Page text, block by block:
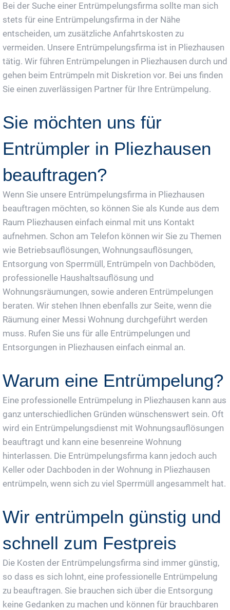
Bei der Suche einer Entrümpelungsfirma sollte man sich
stets für eine Entrümpelungsfirma in der Nähe
entscheiden, um zusätzliche Anfahrtskosten zu
vermeiden. Unsere Entrümpelungsfirma ist in Pliezhausen
tätig. Wir führen Entrümpelungen in Pliezhausen durch und
gehen beim Entrümpeln mit Diskretion vor. Bei uns finden
Sie einen zuverlässigen Partner für Ihre Entrümpelung.
Sie möchten uns für
Entrümpler in Pliezhausen
beauftragen?
Wenn Sie unsere Entrümpelungsfirma in Pliezhausen
beauftragen möchten, so können Sie als Kunde aus dem
Raum Pliezhausen einfach einmal mit uns Kontakt
aufnehmen. Schon am Telefon können wir Sie zu Themen
wie Betriebsauflösungen, Wohnungsauflösungen,
Entsorgung von Sperrmüll, Entrümpeln von Dachböden,
professionelle Haushaltsauflösung und
Wohnungsräumungen, sowie anderen Entrümpelungen
beraten. Wir stehen Ihnen ebenfalls zur Seite, wenn die
Räumung einer Messi Wohnung durchgeführt werden
muss. Rufen Sie uns für alle Entrümpelungen und
Entsorgungen in Pliezhausen einfach einmal an.
Warum eine Entrümpelung?
Eine professionelle Entrümpelung in Pliezhausen kann aus
ganz unterschiedlichen Gründen wünschenswert sein. Oft
wird ein Entrümpelungsdienst mit Wohnungsauflösungen
beauftragt und kann eine besenreine Wohnung
hinterlassen. Die Entrümpelungsfirma kann jedoch auch
Keller oder Dachboden in der Wohnung in Pliezhausen
entrümpeln, wenn sich zu viel Sperrmüll angesammelt hat.
Wir entrümpeln günstig und
schnell zum Festpreis
Die Kosten der Entrümpelungsfirma sind immer günstig,
so dass es sich lohnt, eine professionelle Entrümpelung
zu beauftragen. Sie brauchen sich über die Entsorgung
keine Gedanken zu machen und können für brauchbaren